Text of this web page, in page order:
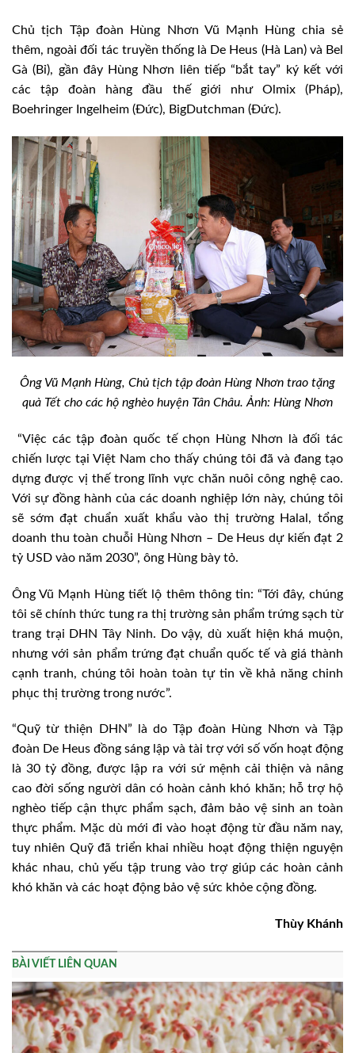
Chủ tịch Tập đoàn Hùng Nhơn Vũ Mạnh Hùng chia sẻ
thêm, ngoài đối tác truyền thống là De Heus (Hà Lan) và Bel
Gà (Bỉ), gần đây Hùng Nhơn liên tiếp “bắt tay” ký kết với
các tập đoàn hàng đầu thế giới như Olmix (Pháp),
Boehringer Ingelheim (Đức), BigDutchman (Đức).
Ông Vũ Mạnh Hùng, Chủ tịch tập đoàn Hùng Nhơn trao tặng
quà Tết cho các hộ nghèo huyện Tân Châu. Ảnh: Hùng Nhơn
“Việc các tập đoàn quốc tế chọn Hùng Nhơn là đối tác
chiến lược tại Việt Nam cho thấy chúng tôi đã và đang tạo
dựng được vị thế trong lĩnh vực chăn nuôi công nghệ cao.
Với sự đồng hành của các doanh nghiệp lớn này, chúng tôi
sẽ sớm đạt chuẩn xuất khẩu vào thị trường Halal, tổng
doanh thu toàn chuỗi Hùng Nhơn – De Heus dự kiến đạt 2
tỷ USD vào năm 2030”, ông Hùng bày tỏ.
Ông Vũ Mạnh Hùng tiết lộ thêm thông tin: “Tới đây, chúng
tôi sẽ chính thức tung ra thị trường sản phẩm trứng sạch từ
trang trại DHN Tây Ninh. Do vậy, dù xuất hiện khá muộn,
nhưng với sản phẩm trứng đạt chuẩn quốc tế và giá thành
cạnh tranh, chúng tôi hoàn toàn tự tin về khả năng chinh
phục thị trường trong nước”.
“Quỹ từ thiện DHN” là do Tập đoàn Hùng Nhơn và Tập
đoàn De Heus đồng sáng lập và tài trợ với số vốn hoạt động
là 30 tỷ đồng, được lập ra với sứ mệnh cải thiện và nâng
cao đời sống người dân có hoàn cảnh khó khăn; hỗ trợ hộ
nghèo tiếp cận thực phẩm sạch, đảm bảo vệ sinh an toàn
thực phẩm. Mặc dù mới đi vào hoạt động từ đầu năm nay,
tuy nhiên Quỹ đã triển khai nhiều hoạt động thiện nguyện
khác nhau, chủ yếu tập trung vào trợ giúp các hoàn cảnh
khó khăn và các hoạt động bảo vệ sức khỏe cộng đồng.
Thùy Khánh
BÀI VIẾT LIÊN QUAN